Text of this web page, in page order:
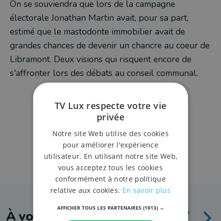
On se souviendra que lors de la campagne
électorale Jonathan Martin avait, pour sa part,
estimé que le mastodonte immobilier avait de
grandes chances de devenir un chancre au coeur de
Libramont. Deux visions qui risquent encore de
s'affronter lors des débats au conseil communal.
À voir aussi
TV Lux respecte votre vie
privée
Notre site Web utilise des cookies
pour améliorer l'expérience
utilisateur. En utilisant notre site Web,
vous acceptez tous les cookies
conformément à notre politique
relative aux cookies. En savoir plus
AFFICHER TOUS LES PARTENAIRES (1913) →